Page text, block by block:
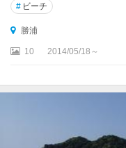
# ビーチ
勝浦
10 2014/05/18～